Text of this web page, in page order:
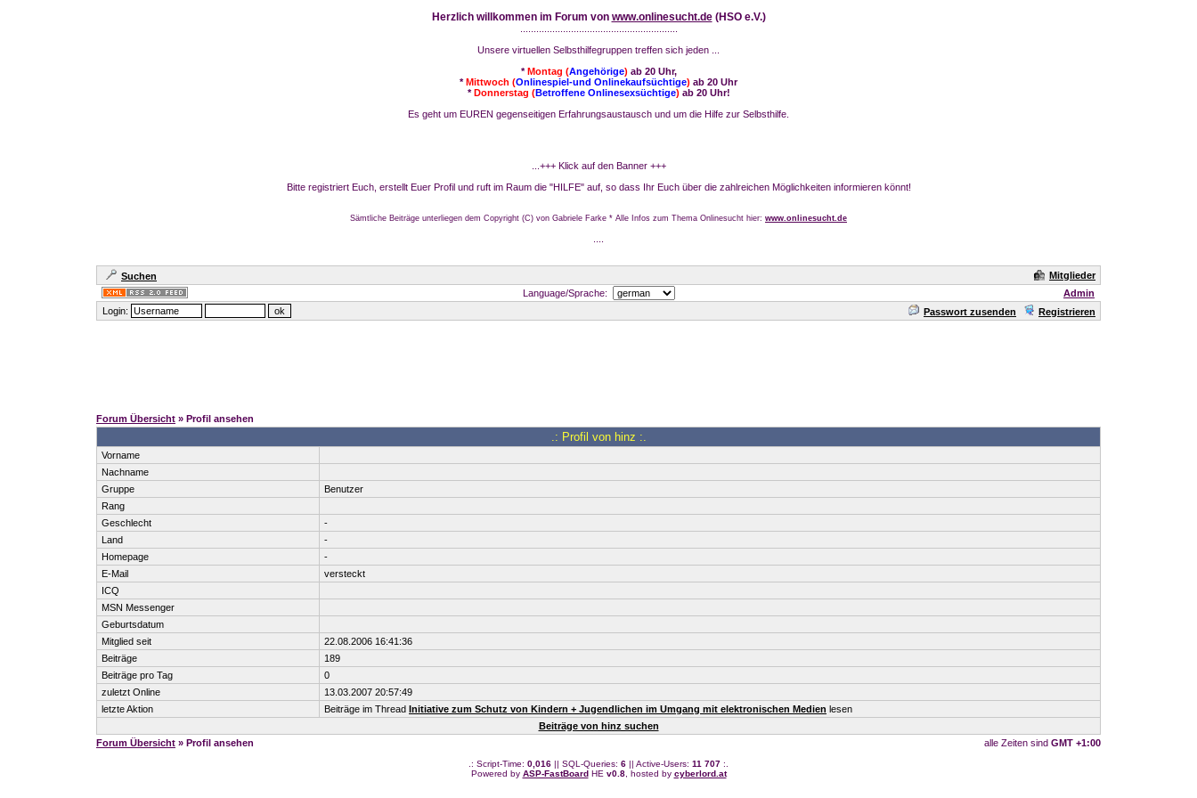
Herzlich willkommen im Forum von www.onlinesucht.de(HSO e.V.)
Unsere virtuellen Selbsthilfegruppen treffen sich jeden ...
*Montag (Angehörige) ab 20 Uhr,
*Mittwoch (Onlinespiel-und Onlinekaufsüchtige) ab 20 Uhr
*Donnerstag (Betroffene Onlinesexsüchtige) ab 20 Uhr!
Es geht um EUREN gegenseitigen Erfahrungsaustausch und um die Hilfe zur Selbsthilfe.
...+++ Klick auf den Banner +++
Bitte registriert Euch, erstellt Euer Profil und ruft im Raum die "HILFE" auf, so dass Ihr Euch über die zahlreichen Möglichkeiten informieren könnt!
Sämtliche Beiträge unterliegen dem Copyright (C) von Gabriele Farke * Alle Infos zum Thema Onlinesucht hier: www.onlinesucht.de
Suchen
Mitglieder
Language/Sprache:
Admin
Login:
Passwort zusenden Registrieren
Forum Übersicht » Profil ansehen
.: Profil von hinz :.
Vorname
Nachname
Gruppe
Benutzer
Rang
Geschlecht
-
Land
-
Homepage
-
E-Mail
versteckt
ICQ
MSN Messenger
Geburtsdatum
Mitglied seit
22.08.2006 16:41:36
Beiträge
189
Beiträge pro Tag
0
zuletzt Online
13.03.2007 20:57:49
letzte Aktion
Beiträge im Thread Initiative zum Schutz von Kindern + Jugendlichen im Umgang mit elektronischen Medien lesen
Beiträge von hinz suchen
Forum Übersicht » Profil ansehen alle Zeiten sind GMT +1:00
.: Script-Time: 0,016 || SQL-Queries: 6 || Active-Users: 11 707 :.
Powered by ASP-FastBoardHE v0.8, hosted by cyberlord.at